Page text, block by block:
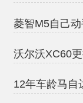
菱智M5自己
沃尔沃XC60
12年车龄马自